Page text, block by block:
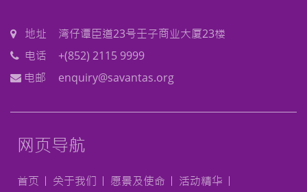
地址
湾仔谭臣道23号壬子商业大厦23楼
电话
+(852) 2115 9999
电邮
enquiry@savantas.org
网页导航
首页 关于我们 愿景及使命 活动精华